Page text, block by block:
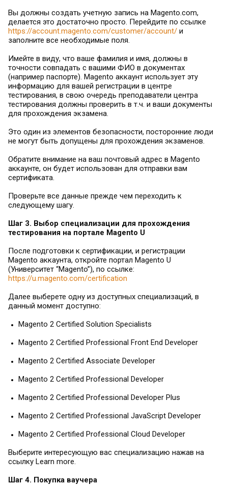
Вы должны создать учетную запись на Magento.com,
делается это достаточно просто. Перейдите по ссылке
https://account.magento.com/customer/account/ и
заполните все необходимые поля.
Имейте в виду, что ваше фамилия и имя, должны в
точности совпадать с вашими ФИО в документах
(например паспорте). Magento аккаунт использует эту
информацию для вашей регистрации в центре
тестирования, в свою очередь преподаватели центра
тестирования должны проверить в т.ч. и ваши документы
для прохождения экзамена.
Это один из элементов безопасности, посторонние люди
не могут быть допущены для прохождения экзаменов.
Обратите внимание на ваш почтовый адрес в Magento
аккаунте, он будет использован для отправки вам
сертификата.
Проверьте все данные прежде чем переходить к
следующему шагу.
Шаг 3. Выбор специализации для прохождения
тестирования на портале Magento U
После подготовки к сертификации, и регистрации
Magento аккаунта, откройте портал Magento U
(Университет “Magento”), по ссылке:
https://u.magento.com/certification
Далее выберете одну из доступных специализаций, в
данный момент доступно:
Magento 2 Certified Solution Specialists
Magento 2 Certified Professional Front End Developer
Magento 2 Certified Associate Developer
Magento 2 Certified Professional Developer
Magento 2 Certified Professional Developer Plus
Magento 2 Certified Professional JavaScript Developer
Magento 2 Certified Professional Cloud Developer
Выберите интересующую вас специализацию нажав на
ссылку Learn more.
Шаг 4. Покупка ваучера